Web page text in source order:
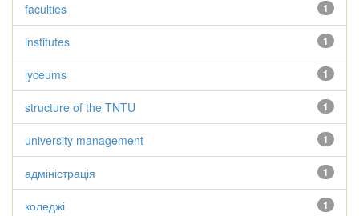
1
faculties
1
institutes
1
lyceums
1
structure of the TNTU
1
university management
1
адміністрація
1
коледжі